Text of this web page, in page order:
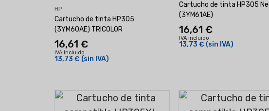
HP
Cartucho de tinta HP305
(3YM60AE) TRICOLOR
16,61 €
IVA Incluido
13,73 € (sin IVA)
Cartucho de tinta HP305
(3YM61AE)
16,61 €
IVA Incluido
13,73 € (sin IVA)